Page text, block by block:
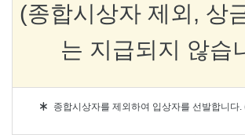
(종합시상자 제외, 상
는 지급되지 않습
종합시상자를 제외하여 입상자를 선발합니다.